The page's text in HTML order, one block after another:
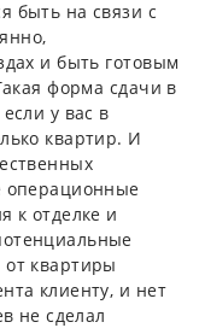
быть на связи с
и быть готовым
форма сдачи в
у вас в
квартир. И
операционные
к отделке и
квартиры
клиенту, и нет
не сделал